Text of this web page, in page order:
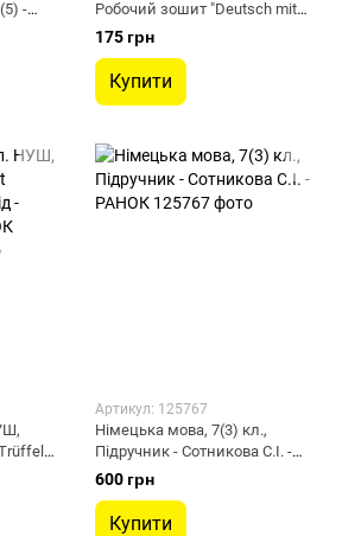
-
Робочий зошит "Deutsch mit
Trueffel!" - Сотникова С. І. -
РАНОК (125030)
175 грн
Купити
С.
Артикул: 125767
Німецька мова, 7(3) кл.,
Підручник - Сотникова С.І. -
РАНОК
600 грн
Купити